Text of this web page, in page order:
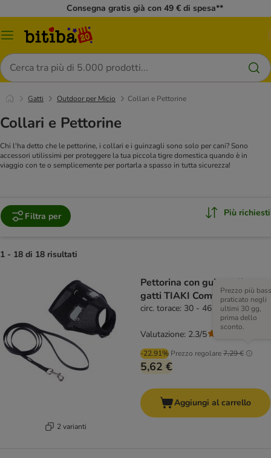
Consegna gratis già con 49 € di spesa**
Overview
Cerca
Gatti Outdoor per Micio Collari e Pettorine
Collari e Pettorine
Chi l'ha detto che le pettorine, i collari e i guinzagli sono solo per cani? Sono
accessori utilissimi per proteggere la tua piccola tigre domestica quando è in
viaggio con te o semplicemente per portarla a spasso in tutta sicurezza!
Filtra per Più richiesti
1 - 18 di 18 risultati
2 varianti
Pettorina con guinzaglio per
gatti TIAKI Comfy
circ. torace: 30 - 46 cm
-22.91% Prezzo regolare7,29 €
Prezzo più
praticato negli
ultimi 30 gg,
prima dello
sconto.
5,62 €
Valutazione: 2.3/5
Aggiungi al carrello